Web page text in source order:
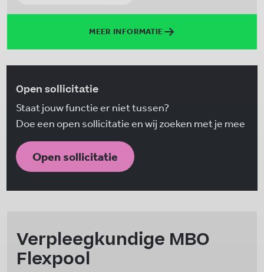
MEER INFORMATIE
Open sollicitatie
Staat jouw functie er niet tussen?
Doe een open sollicitatie en wij zoeken met je mee
Open sollicitatie
Verpleegkundige MBO
Flexpool